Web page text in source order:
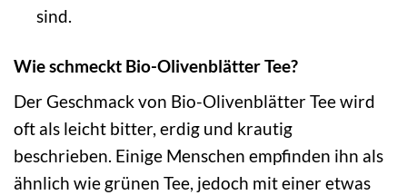
sind.
Wie schmeckt Bio-Olivenblätter Tee?
Der Geschmack von Bio-Olivenblätter Tee wird
oft als leicht bitter, erdig und krautig
beschrieben. Einige Menschen empfinden ihn als
ähnlich wie grünen Tee, jedoch mit einer etwas